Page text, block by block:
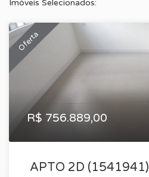
Imóveis Selecionados:
Oferta
R$ 756.889,00
APTO 2D (1541941)